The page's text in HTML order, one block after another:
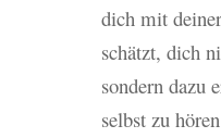
dich mit
schätzt, dich
sondern dazu
selbst zu hören